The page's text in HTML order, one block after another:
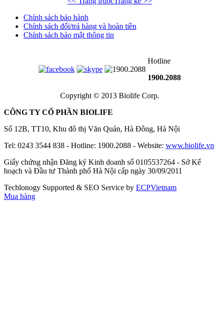
Chính sách bảo hành
Chính sách đổi/trả hàng và hoàn tiền
Chính sách bảo mật thông tin
Hotline
1900.2088
Copyright © 2013 Biolife Corp.
CÔNG TY CỔ PHẦN BIOLIFE
Số 12B, TT10, Khu đô thị Văn Quán, Hà Đông, Hà Nội
Tel: 0243 3544 838 - Hotline: 1900.2088 - Website: www.biolife.vn
Giấy chứng nhận Đăng ký Kinh doanh số 0105537264 - Sở Kế
hoạch và Đầu tư Thành phố Hà Nội cấp ngày 30/09/2011
Techlonogy Supported & SEO Service by ECPVietnam
Mua hàng